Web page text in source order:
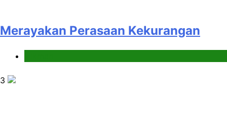
Merayakan Perasaan Kekurangan
3